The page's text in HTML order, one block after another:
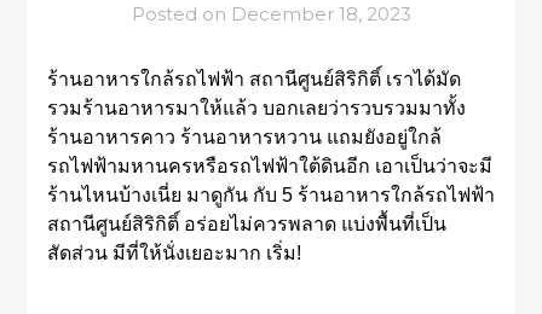
Posted on December 18, 2023
ร้านอาหารใกล้รถไฟฟ้า สถานีศูนย์สิริกิติ์ เราได้มัด
รวมร้านอาหารมาให้แล้ว บอกเลยว่ารวบรวมมาทั้ง
ร้านอาหารคาว ร้านอาหารหวาน แถมยังอยู่ใกล้
รถไฟฟ้ามหานครหรือรถไฟฟ้าใต้ดินอีก เอาเป็นว่าจะมี
ร้านไหนบ้างเนี่ย มาดูกัน กับ 5 ร้านอาหารใกล้รถไฟฟ้า
สถานีศูนย์สิริกิติ์ อร่อยไม่ควรพลาด แบ่งพื้นที่เป็น
สัดส่วน มีที่ให้นั่งเยอะมาก เริ่ม!